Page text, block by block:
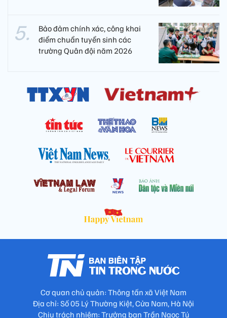
Bảo đảm chính xác, công khai
điểm chuẩn tuyển sinh các
trường Quân đội năm 2026
Cơ quan chủ quản: Thông tấn xã Việt Nam
Địa chỉ: Số 05 Lý Thường Kiệt, Cửa Nam, Hà Nội
Chịu trách nhiệm: Trưởng ban Trần Ngọc Tú